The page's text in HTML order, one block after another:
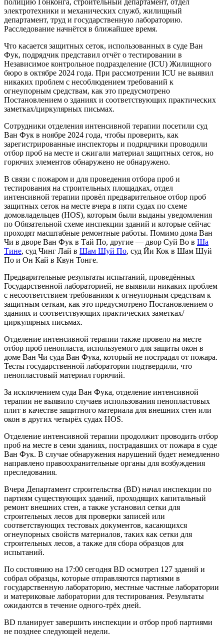
электротехники и механических служб, жилищный
департамент, труд и государственную лабораторию.
Расследование начнётся в ближайшее время.
Что касается защитных сеток, использованных в суде Ван
Фук, подрядчик представил отчёт о тестировании в
Независимое контрольное подразделение (ICU) Жилищного
бюро в октябре 2024 года. При рассмотрении ICU не выявил
никаких проблем с несоблюдением требований к
огнеупорным средствам, как это предусмотрено
Постановлением о зданиях и соответствующих практических
заметках/циркулярных письмах.
Сотрудники отделения интенсивной терапии посетили суд
Ван Фук в ноябре 2024 года, чтобы проверить, как
зарегистрированные инспекторы и подрядчики проводили
отбор проб на месте и сжигали материал защитных сеток, но
горючих элементов обнаружено не обнаружено.
В связи с пожаром и для проведения отбора проб и
тестирования на строительных площадках, отдел
интенсивной терапии провёл предварительное отбор проб
защитных сеток на месте вчера в пяти судах по схеме
домовладельцев (HOS), которым были выданы уведомления
по Обязательной схеме инспекции зданий и которые сейчас
проходят масштабные ремонтные работы. Помимо дома Ван
Чи в дворе Ван Фук в Тай По, другие — двор Суй Во в Ша
Тине, суд Чинг Лай в Шам Шуй По, суд Йи Кок в Шам Шуй
По и Он Кай в Квун Тонге.
Предварительные результаты испытаний, проведённых
Государственной лабораторией, не выявили никаких проблем
с несоответствием требованиям к огнеупорным средствам к
защитным сеткам, как это предусмотрено Постановлением о
зданиях и соответствующих практических заметках/
циркулярных письмах.
Отделение интенсивной терапии также провело на месте
отбор проб пенопласта, используемого для защиты окон в
доме Ван Чи суда Ван Фука, который не пострадал от пожара.
Тесты государственной лаборатории подтвердили, что
пенопластовый материал горючий.
За исключением суда Ван Фука, отделение интенсивной
терапии не выявило случаев использования пенопластовых
плит в качестве защитного материала для внешних стен или
окон в других четырёх судах HOS.
Отделение интенсивной терапии продолжит проводить отбор
проб на месте в семи зданиях, пострадавших от пожара в суде
Ван Фук. В случае обнаружения нарушений будет немедленно
направлено правоохранительные органы для возбуждения
преследования.
Вчера Департамент строительства (BD) начал инспекции по
партиям существующих зданий, проходящих капитальный
ремонт внешних стен, а также установил сетки для
строительных лесов для проверки записей или
соответствующих тестовых документов, касающихся
огнеупорных свойств материалов, таких как сетки для
строительных лесов, а также для сбора образцов для
испытаний.
По состоянию на 17:00 сегодня BD осмотрел 127 зданий и
собрал образцы, которые отправляются партиями в
государственную лабораторию, местные частные лаборатории
и материковые лаборатории для тестирования. Результаты
ожидаются в течение одного-трёх дней.
BD планирует завершить инспекции и отбор проб партиями
не позднее следующей недели.